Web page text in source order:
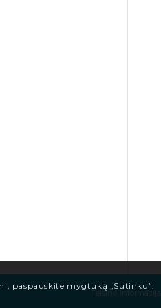
Teisinė informacija
paspauskite mygtuką „Sutinku“.